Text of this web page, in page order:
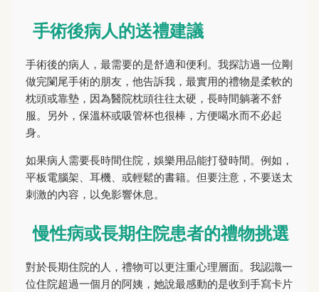
手術後病人的送禮建議
手術後的病人，最需要的是舒適和便利。我探訪過一位剛
做完闌尾手術的朋友，他告訴我，最實用的禮物是柔軟的
枕頭或靠墊，因為醫院枕頭往往太硬，長時間躺著不舒
服。另外，保溫杯或吸管杯也很棒，方便喝水而不必起
身。
如果病人需要長時間住院，娛樂用品能打發時間。例如，
平板電腦架、耳機、或輕鬆的書籍。但要注意，不要送太
刺激的內容，以免影響休息。
慢性病或長期住院患者的禮物挑選
對於長期住院的人，禮物可以更注重心理層面。我認識一
位住院超過一個月的阿姨，她說最感動的是收到手寫卡片